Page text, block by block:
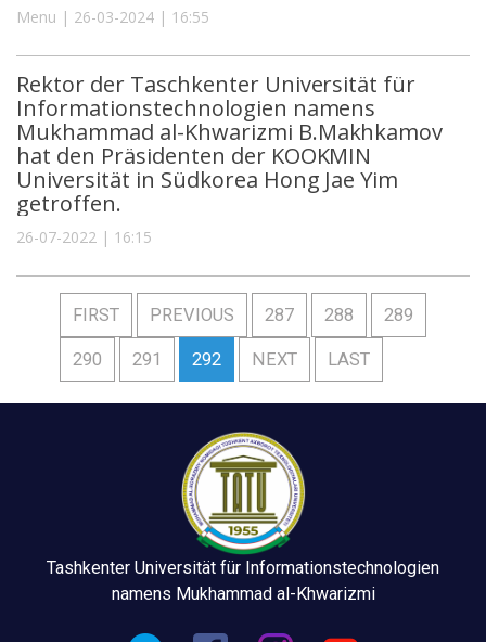
Menu | 26-03-2024 | 16:55
Rektor der Taschkenter Universität für
Informationstechnologien namens
Mukhammad al-Khwarizmi B.Makhkamov
hat den Präsidenten der KOOKMIN
Universität in Südkorea Hong Jae Yim
getroffen.
26-07-2022 | 16:15
FIRST PREVIOUS 287 288 289
290 291 292 NEXT LAST
Tashkenter Universität für Informationstechnologien
namens Mukhammad al-Khwarizmi